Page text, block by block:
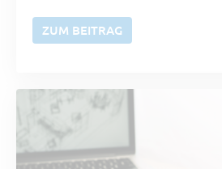
ZUM BEITRAG